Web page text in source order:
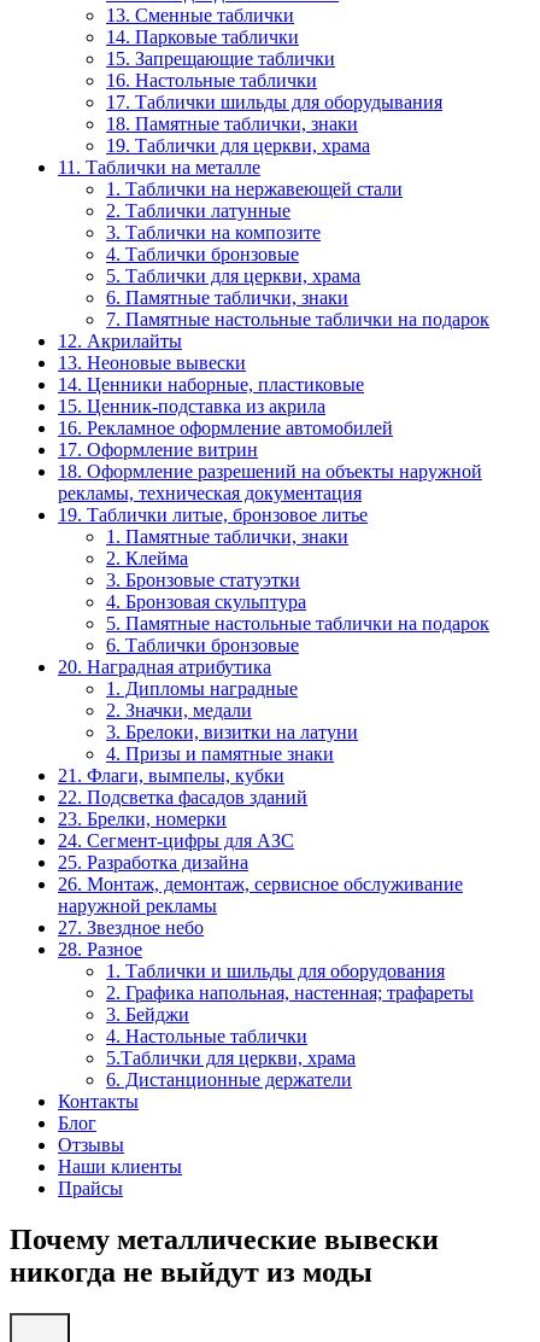
13. Сменные таблички
14. Парковые таблички
15. Запрещающие таблички
16. Настольные таблички
17. Таблички шильды для оборудывания
18. Памятные таблички, знаки
19. Таблички для церкви, храма
11. Таблички на металле
1. Таблички на нержавеющей стали
2. Таблички латунные
3. Таблички на композите
4. Таблички бронзовые
5. Таблички для церкви, храма
6. Памятные таблички, знаки
7. Памятные настольные таблички на подарок
12. Акрилайты
13. Неоновые вывески
14. Ценники наборные, пластиковые
15. Ценник-подставка из акрила
16. Рекламное оформление автомобилей
17. Оформление витрин
18. Оформление разрешений на объекты наружной
рекламы, техническая документация
19. Таблички литые, бронзовое литье
1. Памятные таблички, знаки
2. Клейма
3. Бронзовые статуэтки
4. Бронзовая скульптура
5. Памятные настольные таблички на подарок
6. Таблички бронзовые
20. Наградная атрибутика
1. Дипломы наградные
2. Значки, медали
3. Брелоки, визитки на латуни
4. Призы и памятные знаки
21. Флаги, вымпелы, кубки
22. Подсветка фасадов зданий
23. Брелки, номерки
24. Сегмент-цифры для АЗС
25. Разработка дизайна
26. Монтаж, демонтаж, сервисное обслуживание
наружной рекламы
27. Звездное небо
28. Разное
1. Таблички и шильды для оборудования
2. Графика напольная, настенная; трафареты
3. Бейджи
4. Настольные таблички
5.Таблички для церкви, храма
6. Дистанционные держатели
Контакты
Блог
Отзывы
Наши клиенты
Прайсы
Почему металлические вывески
никогда не выйдут из моды